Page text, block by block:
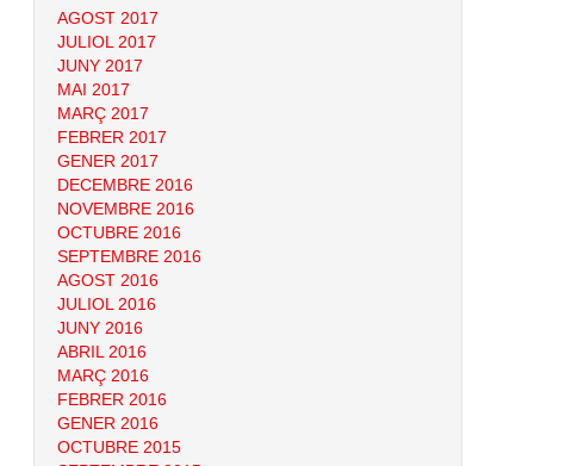
AGOST 2017
JULIOL 2017
JUNY 2017
MAI 2017
MARÇ 2017
FEBRER 2017
GENER 2017
DECEMBRE 2016
NOVEMBRE 2016
OCTUBRE 2016
SEPTEMBRE 2016
AGOST 2016
JULIOL 2016
JUNY 2016
ABRIL 2016
MARÇ 2016
FEBRER 2016
GENER 2016
OCTUBRE 2015